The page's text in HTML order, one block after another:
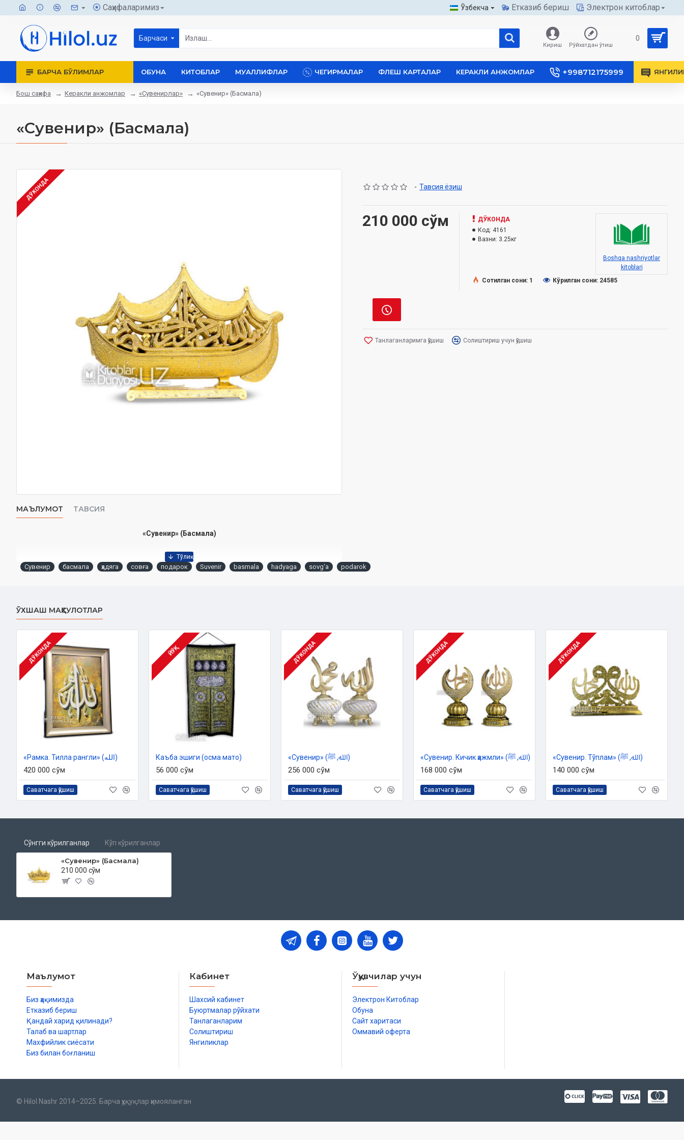
Саҳифаларимиз Ўзбекча Етказиб бериш Электрон китоблар
Барчаси
Кириш Рўйхатдан ўтиш
0
БАРЧА БЎЛИМЛАР ОБУНА КИТОБЛАР МУАЛЛИФЛАР ЧЕГИРМАЛАР ФЛЕШ КАРТАЛАР КЕРАКЛИ АНЖОМЛАР +998712175999
Бош саҳифа Керакли анжомлар «Сувенирлар» «Сувенир» (Басмала)
«Сувенир» (Басмала)
ДЎКОНДА
МАЪЛУМОТ ТАВСИЯ
«Сувенир» (Басмала)
- Тавсия ёзиш
210 000 сўм
ДЎКОНДА
Код: 4161
Вазни: 3.25кг
Boshqa nashriyotlar
kitoblari
Сотилган сони: 1
Кўрилган сони: 24585
Танлаганларимга қўшиш Солиштириш учун қўшиш
Сувенир басмала ҳадяга совға подарок Suvenir basmala hadyaga sovg‘a podarok
ЎХШАШ МАҲСУЛОТЛАР
ДЎКОНДА
«Рамка. Тилла рангли» (الله)
420 000 сўм
Саватчага қўшиш
ЙЎҚ
Каъба эшиги (осма мато)
56 000 сўм
Саватчага қўшиш
ДЎКОНДА
«Сувенир» (الله, ﷺ)
256 000 сўм
Саватчага қўшиш
ДЎКОНДА
«Сувенир. Кичик ҳажмли» (الله, ﷺ)
168 000 сўм
Саватчага қўшиш
ДЎКОНДА
«Сувенир. Тўплам» (الله, ﷺ)
140 000 сўм
Саватчага қўшиш
Сўнгги кўрилганлар Кўп кўрилганлар
«Сувенир» (Басмала)
210 000 сўм
Маълумот
Биз ҳақимизда
Етказиб бериш
Қандай харид қилинади?
Талаб ва шартлар
Махфийлик сиёсати
Биз билан боғланиш
Кабинет
Шахсий кабинет
Буюртмалар рўйхати
Танлаганларим
Солиштириш
Янгиликлар
Ўқувчилар учун
Электрон Китоблар
Обуна
Сайт харитаси
Оммавий оферта
© Hilol Nashr 2014–2025. Барча ҳуқуқлар ҳимояланган